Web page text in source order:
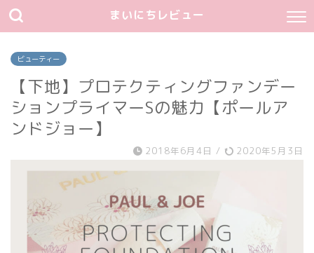
まいにちレビュー
ビューティー
【下地】プロテクティングファンデー
ションプライマーSの魅力【ポールア
ンドジョー】
2018年6月4日 / 2020年5月3日